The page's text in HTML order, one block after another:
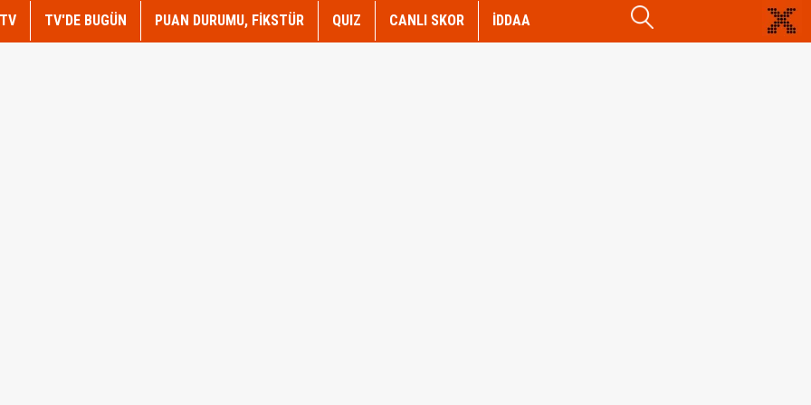
TV'DE BUGÜN PUAN DURUMU, FİKSTÜR QUIZ CANLI SKOR İDDAA